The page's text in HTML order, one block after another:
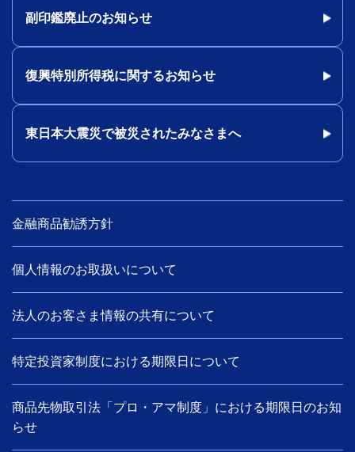
副印鑑廃止のお知らせ
復興特別所得税に関するお知らせ
東日本大震災で被災されたみなさまへ
金融商品勧誘方針
個人情報のお取扱いについて
法人のお客さま情報の共有について
特定投資家制度における期限日について
商品先物取引法「プロ・アマ制度」における期限日のお知
らせ